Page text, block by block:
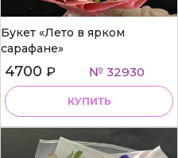
Букет «Лето в ярком
сарафане»
4700 ₽ № 32930
КУПИТЬ